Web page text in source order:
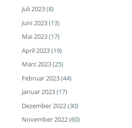
Juli 2023(8)
Juni 2023(13)
Mai 2023(17)
April 2023(19)
März 2023(25)
Februar 2023(44)
Januar 2023(17)
Dezember 2022(30)
November 2022(60)